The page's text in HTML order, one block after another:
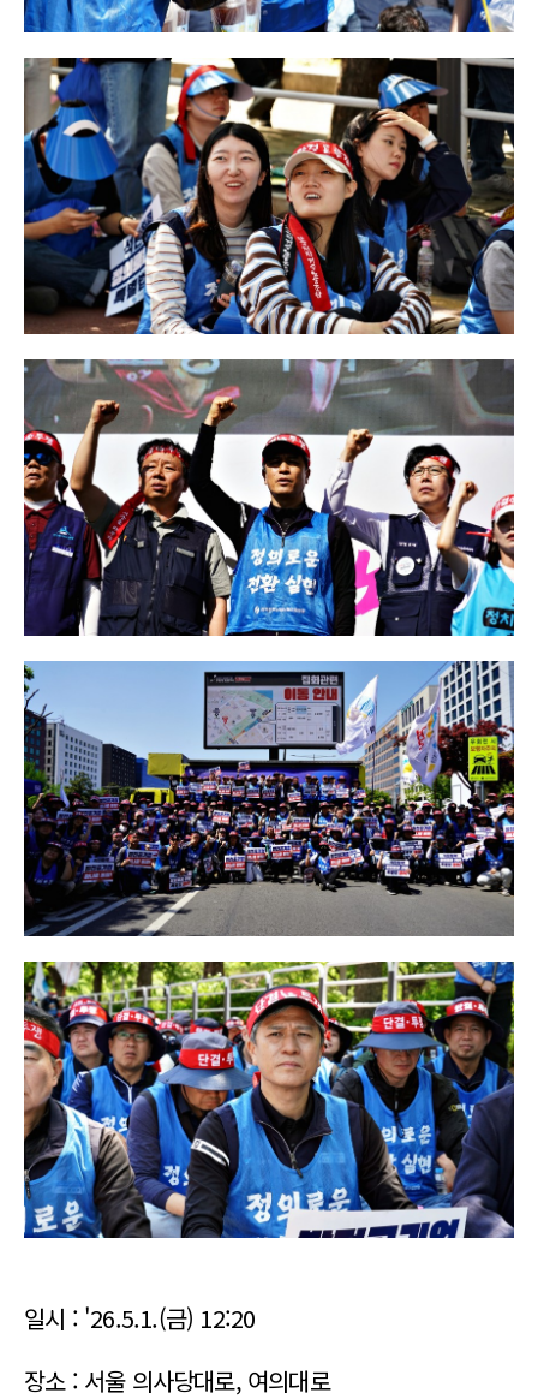
일시 : '26.5.1.(금) 12:20
장소 : 서울 의사당대로, 여의대로